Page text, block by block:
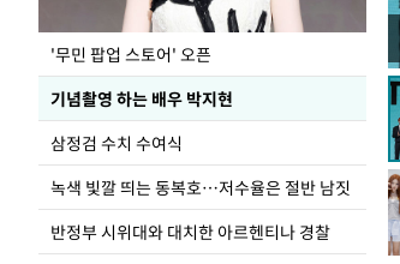
'무민 팝업 스토어' 오픈
기념촬영 하는 배우 박지현
삼정검 수치 수여식
녹색 빛깔 띄는 동복호…저수율은 절반 남짓
반정부 시위대와 대치한 아르헨티나 경찰